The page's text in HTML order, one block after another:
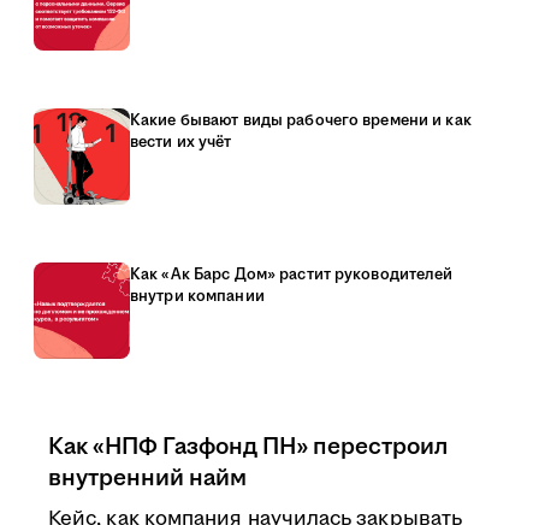
Какие бывают виды рабочего времени и как
вести их учёт
Как «Ак Барс Дом» растит руководителей
внутри компании
Как «НПФ Газфонд ПН» перестроил
внутренний найм
Кейс, как компания научилась закрывать